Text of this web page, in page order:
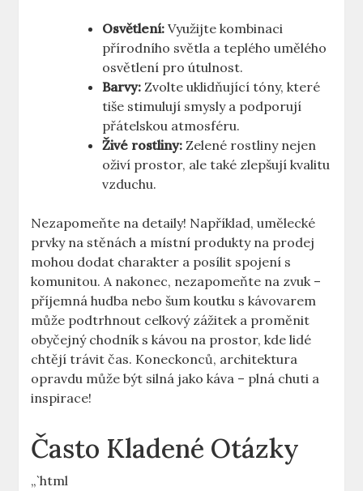
Osvětlení: Využijte kombinaci
přírodního světla a teplého umělého
osvětlení pro útulnost.
Barvy: Zvolte uklidňující tóny, které
tiše stimulují smysly a podporují
přátelskou atmosféru.
Živé rostliny: Zelené rostliny nejen
oživí prostor, ale také zlepšují kvalitu
vzduchu.
Nezapomeňte na detaily! Například, umělecké
prvky na stěnách a místní produkty na prodej
mohou dodat charakter a posílit spojení s
komunitou. A nakonec, nezapomeňte na zvuk –
příjemná hudba nebo šum koutku s kávovarem
může podtrhnout celkový zážitek a proměnit
obyčejný chodník s kávou na prostor, kde lidé
chtějí trávit čas. Koneckonců, architektura
opravdu může být silná jako káva – plná chuti a
inspirace!
Často Kladené Otázky
„`html